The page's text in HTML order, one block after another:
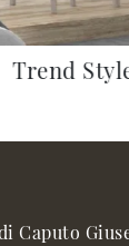
Trend